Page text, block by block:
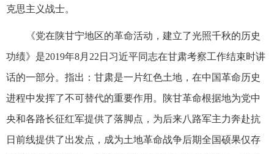
克思主义战士。
《党在陕甘宁地区的革命活动，建立了光照千秋的历史
功绩》是2019年8月22日习近平同志在甘肃考察工作结束时讲
话的一部分。指出：甘肃是一片红色土地，在中国革命历史
进程中发挥了不可替代的重要作用。陕甘革命根据地为党中
央和各路长征红军提供了落脚点，为后来八路军主力奔赴抗
日前线提供了出发点，成为土地革命战争后期全国硕果仅存